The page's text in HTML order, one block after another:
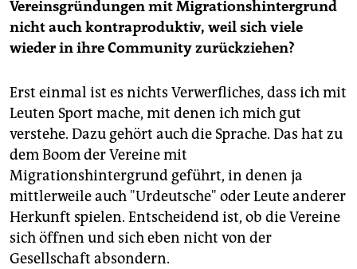
Vereinsgründungen mit Migrationshintergrund
nicht auch kontraproduktiv, weil sich viele
wieder in ihre Community zurückziehen?
Erst einmal ist es nichts Verwerfliches, dass ich mit
Leuten Sport mache, mit denen ich mich gut
verstehe. Dazu gehört auch die Sprache. Das hat zu
dem Boom der Vereine mit
Migrationshintergrund geführt, in denen ja
mittlerweile auch "Urdeutsche" oder Leute anderer
Herkunft spielen. Entscheidend ist, ob die Vereine
sich öffnen und sich eben nicht von der
Gesellschaft absondern.